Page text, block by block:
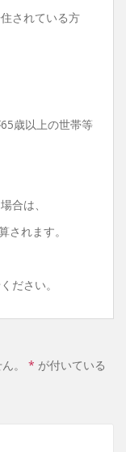
されている方
歳以上の世帯等
合は、
されます。
ださい。
。
* が付いている